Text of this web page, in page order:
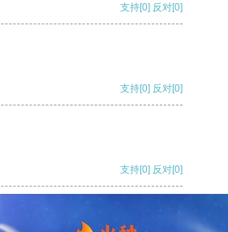
支持[0] 反对[0]
支持[0] 反对[0]
支持[0] 反对[0]